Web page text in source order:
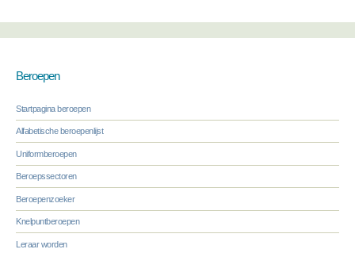
Beroepen
Startpagina beroepen
Alfabetische beroepenlijst
Uniformberoepen
Beroepssectoren
Beroepenzoeker
Knelpuntberoepen
Leraar worden